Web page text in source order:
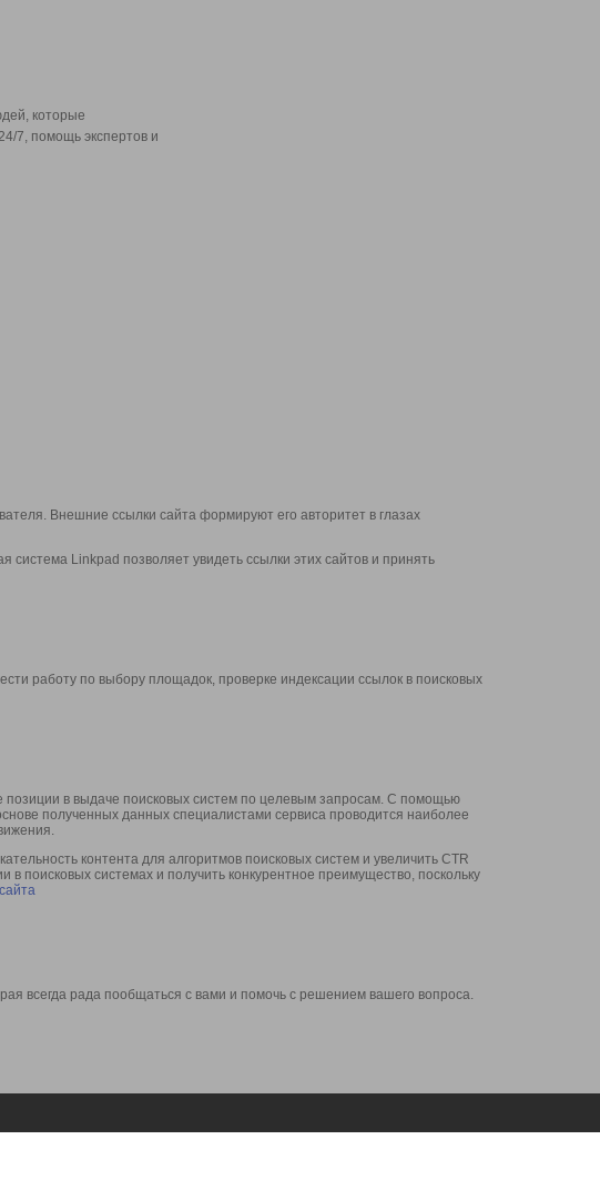
которые
7, помощь экспертов и
Внешние ссылки сайта формируют его авторитет в глазах
Linkpad позволяет увидеть ссылки этих сайтов и принять
работу по выбору площадок, проверке индексации ссылок в поисковых
позиции в выдаче поисковых систем по целевым запросам. С помощью
полученных данных специалистами сервиса проводится наиболее
контента для алгоритмов поисковых систем и увеличить CTR
поисковых системах и получить конкурентное преимущество, поскольку
всегда рада пообщаться с вами и помочь с решением вашего вопроса.